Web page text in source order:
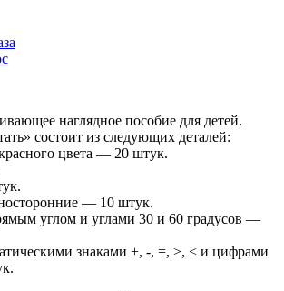
наглядное пособие для детей.
состоит из следующих деталей:
цвета — 20 штук.
— 10 штук.
углом и углами 30 и 60 градусов —
знаками +, -, =, >, < и цифрами